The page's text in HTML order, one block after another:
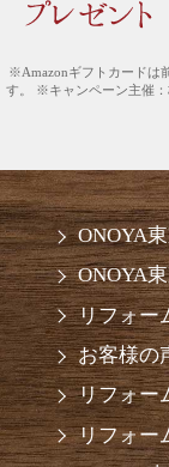
※Amazonギフトカードは
す。 ※キャンペーン主催
ONOYA
ONOYA
リフォー
お客様の
リフォー
リフォー